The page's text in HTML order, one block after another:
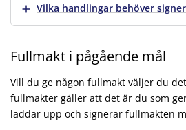
Visa merVilka handlingar behöver
Fullmakt i pågående mål
Vill du ge någon fullmakt väljer du
fullmakter gäller att det är du som
laddar upp och signerar fullmakten